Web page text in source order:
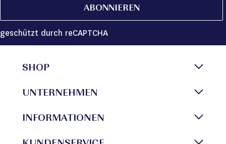
ABONNIEREN
geschützt durch reCAPTCHA
SHOP
UNTERNEHMEN
INFORMATIONEN